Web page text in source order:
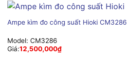
Ampe kìm đo công suất Hioki CM3286
Model: CM3286
Giá:12,500,000₫